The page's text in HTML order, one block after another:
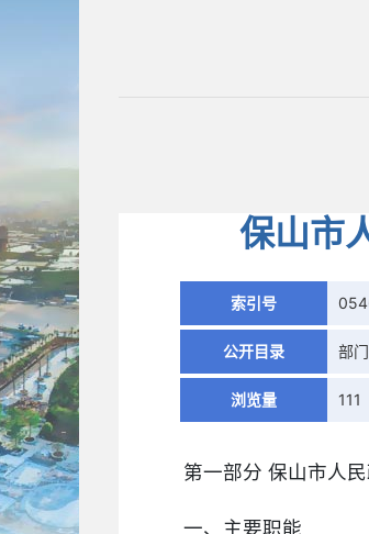
保山市
索引号
公开目录 部
浏览量 111
第一部分 保山市人
一、主要职能